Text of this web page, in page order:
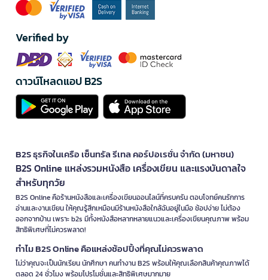
Verified by
ดาวน์โหลดแอป B2S
B2S ธุรกิจในเครือ เซ็นทรัล รีเทล คอร์ปอเรชั่น จำกัด (มหาชน)
B2S Online แหล่งรวมหนังสือ เครื่องเขียน และแรงบันดาลใจ
สำหรับทุกวัย
B2S Online คือร้านหนังสือและเครื่องเขียนออนไลน์ที่ครบครัน ตอบโจทย์คนรักการ
อ่านและงานเขียน ให้คุณรู้สึกเหมือนมีร้านหนังสือใกล้ฉันอยู่ในมือ ช้อปง่าย ไม่ต้อง
ออกจากบ้าน เพราะ b2s มีทั้งหนังสือหลากหลายแนวและเครื่องเขียนคุณภาพ พร้อม
สิทธิพิเศษที่ไม่ควรพลาด!
ทำไม B2S Online คือแหล่งช้อปปิ้งที่คุณไม่ควรพลาด
ไม่ว่าคุณจะเป็นนักเรียน นักศึกษา คนทำงาน B2S พร้อมให้คุณเลือกสินค้าคุณภาพได้
ตลอด 24 ชั่วโมง พร้อมโปรโมชั่นและสิทธิพิเศษมากมาย